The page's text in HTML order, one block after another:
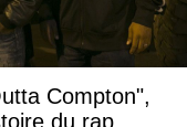
Compton",
du rap